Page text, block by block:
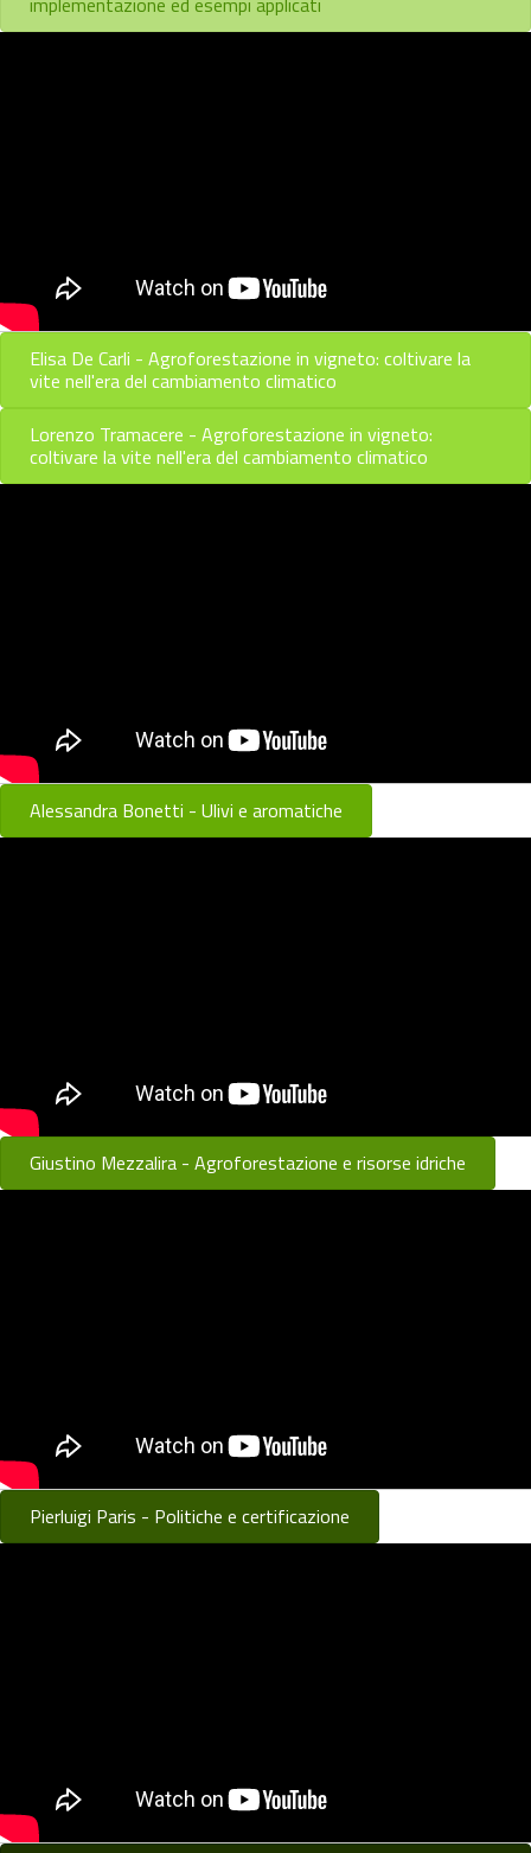
Elisa De Carli - Agroforestazione in vigneto: coltivare la
vite nell'era del cambiamento climatico
Lorenzo Tramacere - Agroforestazione in vigneto:
coltivare la vite nell'era del cambiamento climatico
Alessandra Bonetti - Ulivi e aromatiche
Giustino Mezzalira - Agroforestazione e risorse idriche
Pierluigi Paris - Politiche e certificazione